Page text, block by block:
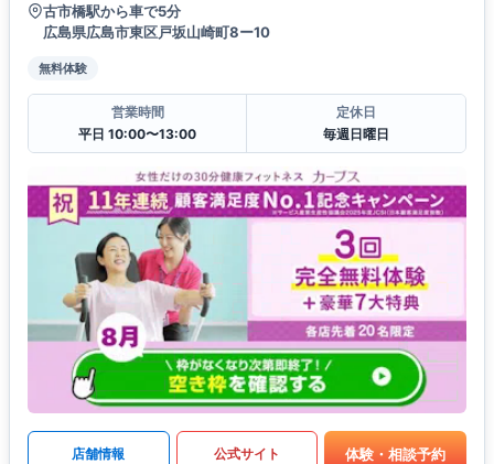
古市橋駅から車で5分
広島県広島市東区戸坂山崎町8ー10
無料体験
営業時間
平日 10:00〜13:00
定休日
毎週日曜日
店舗情報 公式サイト 体験・相談予約